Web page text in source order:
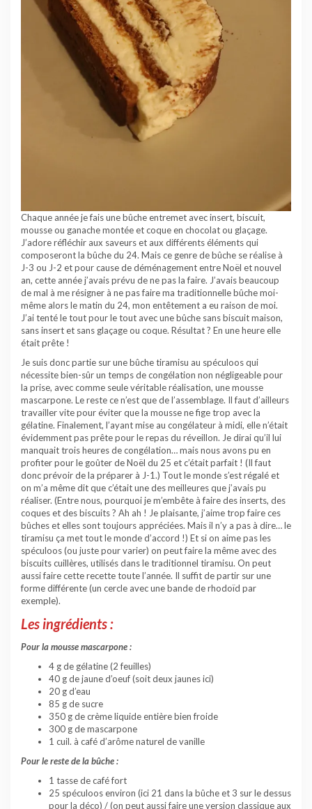
Chaque année je fais une bûche entremet avec insert, biscuit,
mousse ou ganache montée et coque en chocolat ou glaçage.
J’adore réfléchir aux saveurs et aux différents éléments qui
composeront la bûche du 24. Mais ce genre de bûche se réalise à
J-3 ou J-2 et pour cause de déménagement entre Noël et nouvel
an, cette année j’avais prévu de ne pas la faire. J’avais beaucoup
de mal à me résigner à ne pas faire ma traditionnelle bûche moi-
même alors le matin du 24, mon entêtement a eu raison de moi.
J’ai tenté le tout pour le tout avec une bûche sans biscuit maison,
sans insert et sans glaçage ou coque. Résultat ? En une heure elle
était prête !
Je suis donc partie sur une bûche tiramisu au spéculoos qui
nécessite bien-sûr un temps de congélation non négligeable pour
la prise, avec comme seule véritable réalisation, une mousse
mascarpone. Le reste ce n’est que de l’assemblage. Il faut d’ailleurs
travailler vite pour éviter que la mousse ne fige trop avec la
gélatine. Finalement, l’ayant mise au congélateur à midi, elle n’était
évidemment pas prête pour le repas du réveillon. Je dirai qu’il lui
manquait trois heures de congélation… mais nous avons pu en
profiter pour le goûter de Noël du 25 et c’était parfait ! (Il faut
donc prévoir de la préparer à J-1.) Tout le monde s’est régalé et
on m’a même dit que c’était une des meilleures que j’avais pu
réaliser. (Entre nous, pourquoi je m’embête à faire des inserts, des
coques et des biscuits ? Ah ah ! Je plaisante, j’aime trop faire ces
bûches et elles sont toujours appréciées. Mais il n’y a pas à dire… le
tiramisu ça met tout le monde d’accord !) Et si on aime pas les
spéculoos (ou juste pour varier) on peut faire la même avec des
biscuits cuillères, utilisés dans le traditionnel tiramisu. On peut
aussi faire cette recette toute l’année. Il suffit de partir sur une
forme différente (un cercle avec une bande de rhodoïd par
exemple).
Les ingrédients :
Pour la mousse mascarpone :
4 g de gélatine (2 feuilles)
40 g de jaune d’oeuf (soit deux jaunes ici)
20 g d’eau
85 g de sucre
350 g de crème liquide entière bien froide
300 g de mascarpone
1 cuil. à café d’arôme naturel de vanille
Pour le reste de la bûche :
1 tasse de café fort
25 spéculoos environ (ici 21 dans la bûche et 3 sur le dessus
pour la déco) / (on peut aussi faire une version classique aux